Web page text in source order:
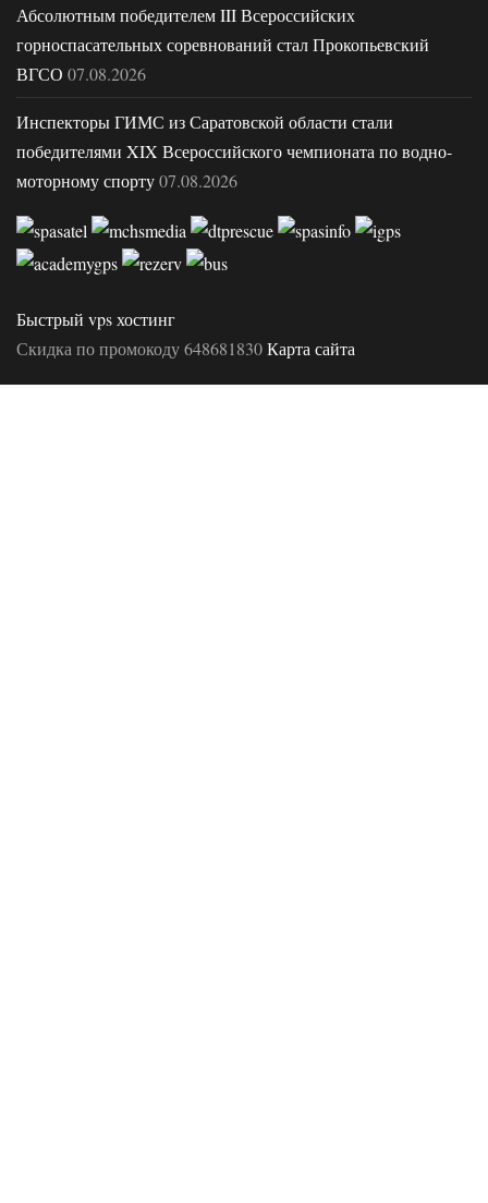
Абсолютным победителем III Всероссийских
горноспасательных соревнований стал Прокопьевский
ВГСО 07.08.2026
Инспекторы ГИМС из Саратовской области стали
победителями XIX Всероссийского чемпионата по водно-
моторному спорту07.08.2026
Быстрый vps хостинг
Скидка по промокоду 648681830Карта сайта